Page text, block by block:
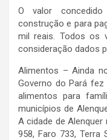
O valor
construção e para
mil reais. Todos os
consideração dados
Alimentos – Ainda
Governo do Pará
alimentos para
municípios de
A cidade de Alenquer
958, Faro 733, Terra